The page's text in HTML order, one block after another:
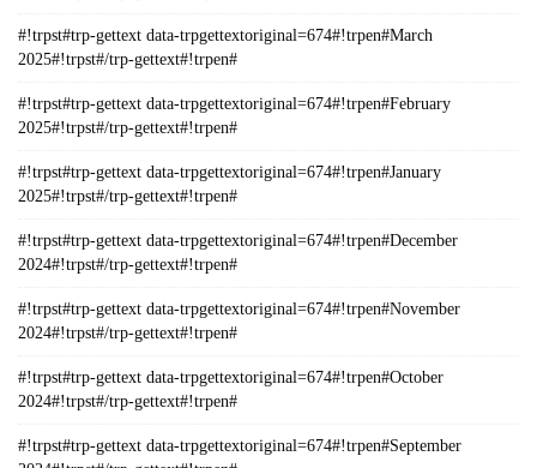
#!trpst#trp-gettext data-trpgettextoriginal=674#!trpen#March
2025#!trpst#/trp-gettext#!trpen#
#!trpst#trp-gettext data-trpgettextoriginal=674#!trpen#February
2025#!trpst#/trp-gettext#!trpen#
#!trpst#trp-gettext data-trpgettextoriginal=674#!trpen#January
2025#!trpst#/trp-gettext#!trpen#
#!trpst#trp-gettext data-trpgettextoriginal=674#!trpen#December
2024#!trpst#/trp-gettext#!trpen#
#!trpst#trp-gettext data-trpgettextoriginal=674#!trpen#November
2024#!trpst#/trp-gettext#!trpen#
#!trpst#trp-gettext data-trpgettextoriginal=674#!trpen#October
2024#!trpst#/trp-gettext#!trpen#
#!trpst#trp-gettext data-trpgettextoriginal=674#!trpen#September